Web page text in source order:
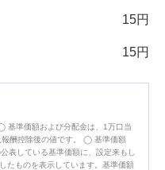
15円
15円
基準価額および分配金は、1万口当
酬控除後の値です。
基準価額
表している基準価額に、設定来もし
たものを表示しています。基準価額